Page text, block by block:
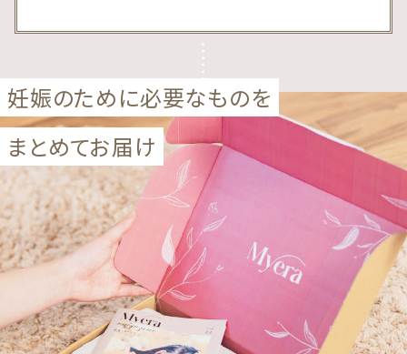
妊娠のために必要なものを
まとめてお届け